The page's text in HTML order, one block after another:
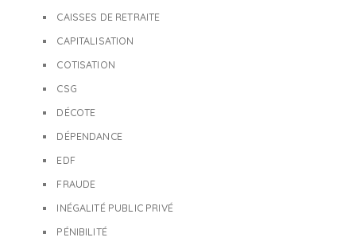
CAISSES DE RETRAITE
CAPITALISATION
COTISATION
CSG
DÉCOTE
DÉPENDANCE
EDF
FRAUDE
INÉGALITÉ PUBLIC PRIVÉ
PÉNIBILITÉ